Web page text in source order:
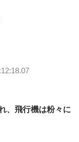
、飛行機は粉々に